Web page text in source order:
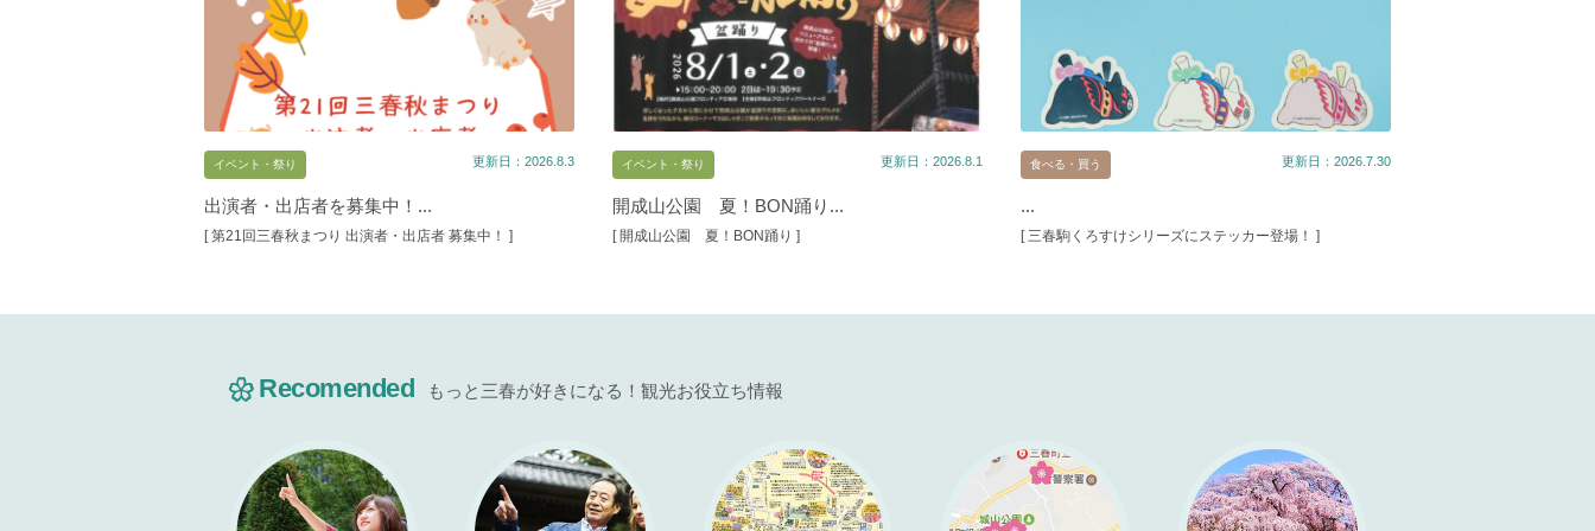
イベント・祭り
出演者・出店者を募集中！...
[ 第21回三春秋まつり 出演者・出店者 募集中！ ]
更新日：2026.8.3 イベント・祭り
開成山公園 夏！BON踊り...
[ 開成山公園 夏！BON踊り ]
更新日：2026.8.1 食べる・買う
...
[ 三春駒くろすけシリーズにステッカー登場！ ]
更新日：2026.7.30
Recomended もっと三春が好きになる！観光お役立ち情報